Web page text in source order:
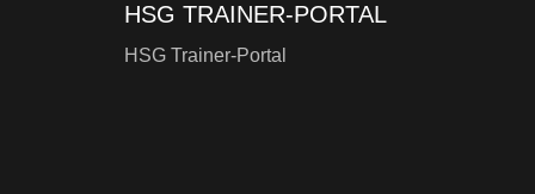
HSG TRAINER-PORTAL
HSG Trainer-Portal